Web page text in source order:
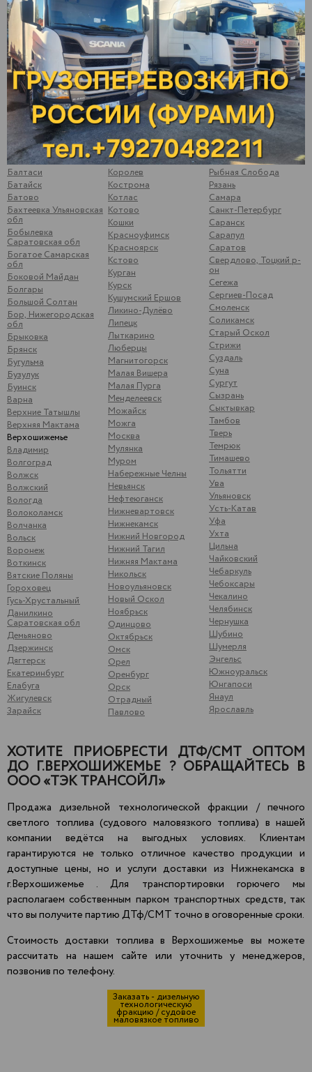
Алнаши
Альметьевск
Арамиль
Арзамас
Арск
Арти
Архангельск
Аша
Бавлы
Бакуры
Балаково
Балахна
Балезино
Балтаси
Батайск
Батово
Бахтеевка Ульяновская
обл
Бобылевка
Саратовская обл
Богатое Самарская
обл
Боковой Майдан
Болгары
Большой Солтан
Бор, Нижегородская
обл
Брыковка
Брянск
Бугульма
Бузулук
Буинск
Варна
Верхние Татышлы
Верхняя Мактама
Верхошижемье
Владимир
Волгоград
Волжск
Волжский
Вологда
Волоколамск
Волчанка
Вольск
Воронеж
Воткинск
Вятские Поляны
Гороховец
Гусь-Хрустальный
Данилкино
Саратовская обл
Демьяново
Дзержинск
Дягтерск
Екатеринбург
Елабуга
Жигулевск
Зарайск
Иваново
Ижевск
Йошкар-Ола
Казань
Калининск
Калуга
Камышлов
Катайск
Кемь
Киржач
Киров
Кирово-Чепецк
Ковров
Королев
Кострома
Котлас
Котово
Кошки
Красноуфимск
Красноярск
Кстово
Курган
Курск
Кушумский Ершов
Ликино-Дулёво
Липецк
Лыткарино
Люберцы
Магнитогорск
Малая Вишера
Малая Пурга
Менделеевск
Можайск
Можга
Москва
Мулянка
Муром
Набережные Челны
Невьянск
Нефтеюганск
Нижневартовск
Нижнекамск
Нижний Новгород
Нижний Тагил
Нижняя Мактама
Никольск
Новоульяновск
Новый Оскол
Ноябрьск
Одинцово
Октябрьск
Омск
Орел
Оренбург
Орск
Отрадный
Павлово
Первоуральск
Пермь
Подольск
Подосинки
Подымалово
Покачи
Полевской
Почеп
Починки
Псков
Пугачев
Ромоданово
Рыбинск
Рыбная Слобода
Рязань
Самара
Санкт-Петербург
Саранск
Сарапул
Саратов
Свердлово, Тоцкий р-
он
Сегежа
Сергиев-Посад
Смоленск
Соликамск
Старый Оскол
Стрижи
Суздаль
Суна
Сургут
Сызрань
Сыктывкар
Тамбов
Тверь
Темрюк
Тимашево
Тольятти
Ува
Ульяновск
Усть-Катав
Уфа
Ухта
Цильна
Чайковский
Чебаркуль
Чебоксары
Чекалино
Челябинск
Чернушка
Шубино
Шумерля
Энгельс
Южноуральск
Юнгапоси
Янаул
Ярославль
ХОТИТЕ ПРИОБРЕСТИ ДТФ/СМТ ОПТОМ
ДО Г.ВЕРХОШИЖЕМЬЕ ? ОБРАЩАЙТЕСЬ В
ООО «ТЭК ТРАНСОЙЛ»
Продажа дизельной технологической фракции / печного
светлого топлива (судового маловязкого топлива) в нашей
компании ведётся на выгодных условиях. Клиентам
гарантируются не только отличное качество продукции и
доступные цены, но и услуги доставки из Нижнекамска в
г.Верхошижемье . Для транспортировки горючего мы
располагаем собственным парком транспортных средств, так
что вы получите партию ДТф/СМТ точно в оговоренные сроки.
Стоимость доставки топлива в Верхошижемье вы можете
рассчитать на нашем сайте или уточнить у менеджеров,
позвонив по телефону.
Заказать - дизельную
технологическую
фракцию / судовое
маловязкое топливо